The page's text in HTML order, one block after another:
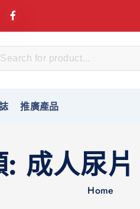
推廣產品
: 成人尿
Home